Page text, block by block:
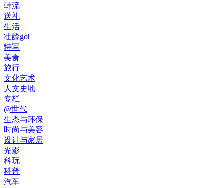
韩流
送礼
生活
壮龄go!
特写
美食
旅行
文化艺术
人文史地
专栏
@世代
生态与环保
时尚与美容
设计与家居
光影
科玩
科普
汽车